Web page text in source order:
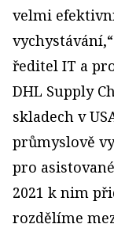
velmi
ředitel IT a
DHL Supply
skladech v
průmyslově
pro
2021 k nim
rozdělíme